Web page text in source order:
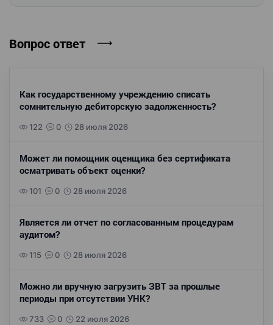
Вопрос ответ
Как государственному учреждению списать
сомнительную дебиторскую задолженность?
122 0 28 июля 2026
Может ли помощник оценщика без сертификата
осматривать объект оценки?
101 0 28 июля 2026
Является ли отчет по согласованным процедурам
аудитом?
115 0 28 июля 2026
Можно ли вручную загрузить ЗВТ за прошлые
периоды при отсутствии УНК?
733 0 22 июля 2026